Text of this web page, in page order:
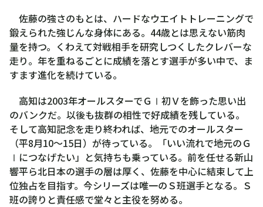
佐藤の強さのもとは、ハードなウエイトトレーニングで
鍛えられた強じんな身体にある。44歳とは思えない筋肉
量を持つ。くわえて対戦相手を研究しつくしたクレバーな
走り。年を重ねるごとに成績を落とす選手が多い中で、ま
すます進化を続けている。
高知は2003年オールスターでＧⅠ初Ｖを飾った思い出
のバンクだ。以後も抜群の相性で好成績を残している。
そして高知記念を走り終われば、地元でのオールスター
（平8月10～15日）が待っている。「いい流れで地元のＧ
Ⅰにつなげたい」と気持ちも乗っている。前を任せる新山
響平ら北日本の選手の層は厚く、佐藤を中心に結束して上
位独占を目指す。今シリーズは唯一のＳ班選手となる。Ｓ
班の誇りと責任感で堂々と主役を努める。